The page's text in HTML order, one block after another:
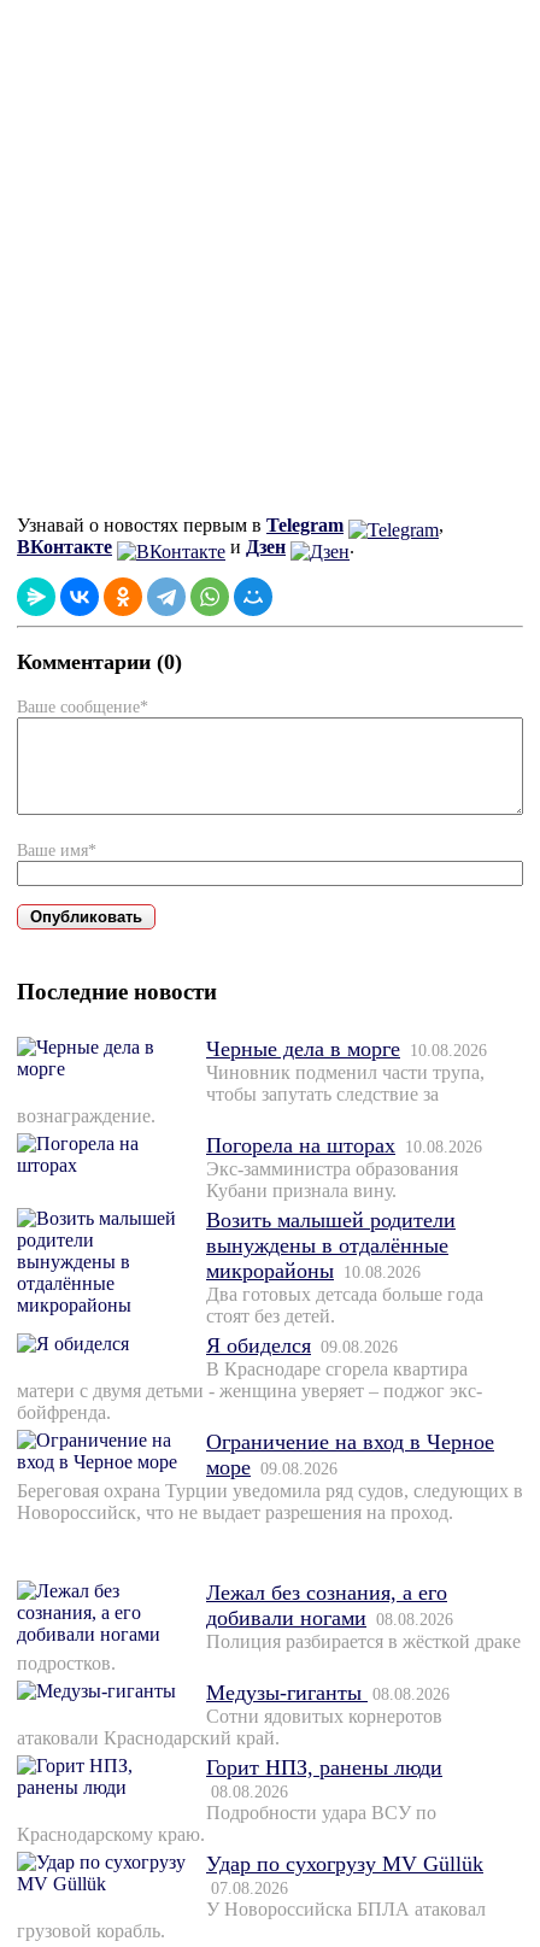
Узнавай о новостях первым в Telegram
,
ВКонтакте
и Дзен .
Комментарии (0)
Ваше сообщение*
Ваше имя*
Последние новости
Черные дела в морге 10.08.2026
Чиновник подменил части трупа,
чтобы запутать следствие за
вознаграждение.
Погорела на шторах 10.08.2026
Экс-замминистра образования
Кубани признала вину.
Возить малышей родители
вынуждены в отдалённые
микрорайоны 10.08.2026
Два готовых детсада больше года
стоят без детей.
Я обиделся 09.08.2026
В Краснодаре сгорела квартира
матери с двумя детьми - женщина уверяет – поджог экс-
бойфренда.
Ограничение на вход в Черное
море 09.08.2026
Береговая охрана Турции уведомила ряд судов, следующих в
Новороссийск, что не выдает разрешения на проход.
Лежал без сознания, а его
добивали ногами 08.08.2026
Полиция разбирается в жёсткой драке
подростков.
Медузы-гиганты 08.08.2026
Сотни ядовитых корнеротов
атаковали Краснодарский край.
Горит НПЗ, ранены люди
08.08.2026
Подробности удара ВСУ по
Краснодарскому краю.
Удар по сухогрузу MV Güllük
07.08.2026
У Новороссийска БПЛА атаковал
грузовой корабль.